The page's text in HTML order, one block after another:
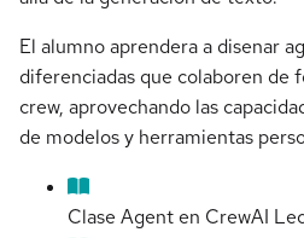
El alumno aprendera a disenar
diferenciadas que colaboren de
crew, aprovechando las
de modelos y herramientas
Clase Agent en CrewAI